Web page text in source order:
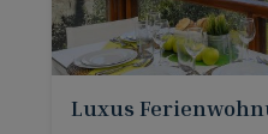
Luxus